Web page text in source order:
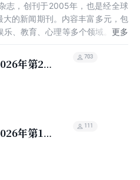
志，创刊于2005年，也是经全球
的新闻期刊。内容丰富多元，包
、教育、心理等多个领域。立志
年第20
703
年第19
111